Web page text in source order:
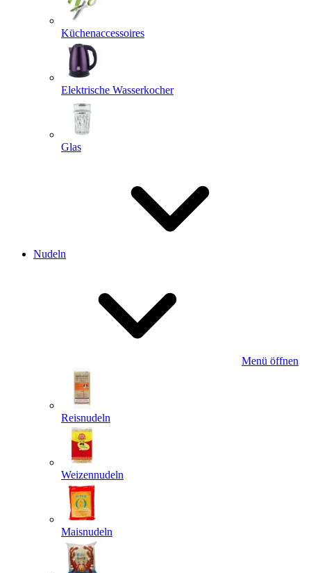
Küchenaccessoires
Elektrische Wasserkocher
Glas
Nudeln
Menü öffnen
Reisnudeln
Weizennudeln
Maisnudeln